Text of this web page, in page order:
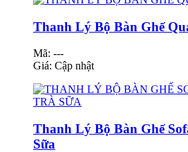
Thanh Lý Bộ Bàn Ghế
Mã: ---
Giá: Cập nhật
Thanh Lý Bộ Bàn Ghế
Sữa